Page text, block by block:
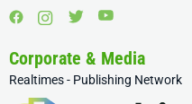
Corporate & Media
Realtimes - Publishing Network